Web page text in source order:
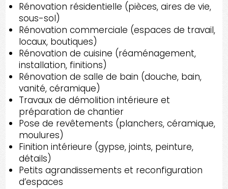
Rénovation résidentielle (pièces, aires de vie,
sous-sol)
Rénovation commerciale (espaces de travail,
locaux, boutiques)
Rénovation de cuisine (réaménagement,
installation, finitions)
Rénovation de salle de bain (douche, bain,
vanité, céramique)
Travaux de démolition intérieure et
préparation de chantier
Pose de revêtements (planchers, céramique,
moulures)
Finition intérieure (gypse, joints, peinture,
détails)
Petits agrandissements et reconfiguration
d’espaces